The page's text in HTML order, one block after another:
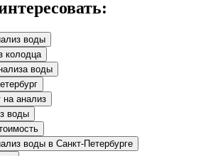
воды
колодца
воды
на анализ
воды
воды в Санкт-Петербурге